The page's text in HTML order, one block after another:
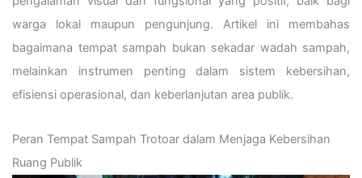
warga lokal maupun pengunjung. Artikel ini membahas
bagaimana tempat sampah bukan sekadar wadah sampah,
melainkan instrumen penting dalam sistem kebersihan,
efisiensi operasional, dan keberlanjutan area publik.
Peran Tempat Sampah Trotoar dalam Menjaga Kebersihan
Ruang Publik